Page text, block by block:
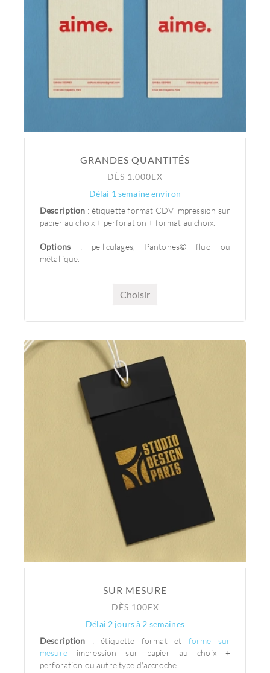
GRANDES QUANTITÉS
DÈS 1.000EX
Délai 1 semaine environ
Description : étiquette format CDV impression sur
papier au choix + perforation + format au choix.
Options : pelliculages, Pantones© fluo ou
métallique.
Choisir
SUR MESURE
DÈS 100EX
Délai 2 jours à 2 semaines
Description : étiquette format et forme sur
mesureimpression sur papier au choix +
perforation ou autre type d'accroche.